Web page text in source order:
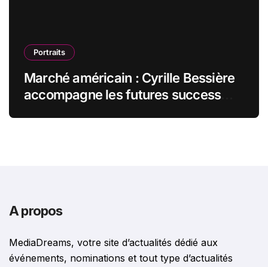
Portraits
Marché américain : Cyrille Bessière
accompagne les futures success
A propos
MediaDreams, votre site d’actualités dédié aux
événements, nominations et tout type d’actualités